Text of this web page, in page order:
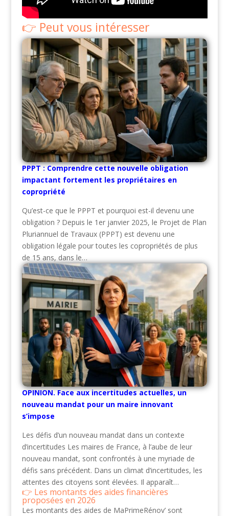
Peut vous intéresser
PPPT : Comprendre cette nouvelle obligation
impactant fortement les propriétaires en
copropriété
Qu’est-ce que le PPPT et pourquoi est-il devenu une
obligation ? Depuis le 1er janvier 2025, le Projet de Plan
Pluriannuel de Travaux (PPPT) est devenu une
obligation légale pour toutes les copropriétés de plus
de 15 ans, dans le…
OPINION. Face aux incertitudes actuelles, un
nouveau mandat pour un maire innovant
s’impose
Les défis d’un nouveau mandat dans un contexte
d’incertitudes Les maires de France, à l’aube de leur
nouveau mandat, sont confrontés à une myriade de
défis sans précédent. Dans un climat d’incertitudes, les
attentes des citoyens sont élevées. Il apparaît…
Les montants des aides financières
proposées en 2026
Les montants des aides de MaPrimeRénov’ sont